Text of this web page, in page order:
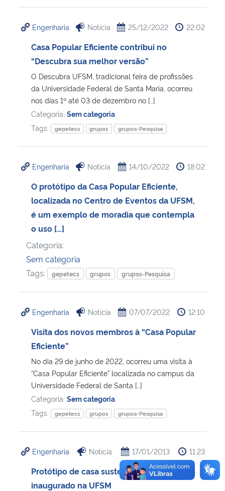
Secretaria de Governo
Gabinete de Segurança Institucional
Advocacia-Geral da União
Banco Central do Brasil
Engenharia Notícia 25/12/2022 22:02
Casa Popular Eficiente contribui no
“Descubra sua melhor versão”
O Descubra UFSM, tradicional feira de profissões
da Universidade Federal de Santa Maria, ocorreu
nos dias 1º até 03 de dezembro no […]
Categoria: Sem categoria
Tags:
gepetecs grupos grupos-Pesquisa
Engenharia Notícia 14/10/2022 18:02
O protótipo da Casa Popular Eficiente,
localizada no Centro de Eventos da UFSM,
é um exemplo de moradia que contempla
o uso […]
Categoria:
Sem categoria
Tags:
gepetecs grupos grupos-Pesquisa
Engenharia Notícia 07/07/2022 12:10
Visita dos novos membros à “Casa Popular
Eficiente”
No dia 29 de junho de 2022, ocorreu uma visita à
“Casa Popular Eficiente” localizada no campus da
Universidade Federal de Santa […]
Categoria: Sem categoria
Tags:
gepetecs grupos grupos-Pesquisa
Engenharia Notícia 17/01/2013 11:23
Protótipo de casa sustentável é
inaugurado na UFSM